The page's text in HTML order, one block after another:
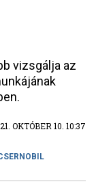
vizsgálja az
OKTÓBER 10. 10:37